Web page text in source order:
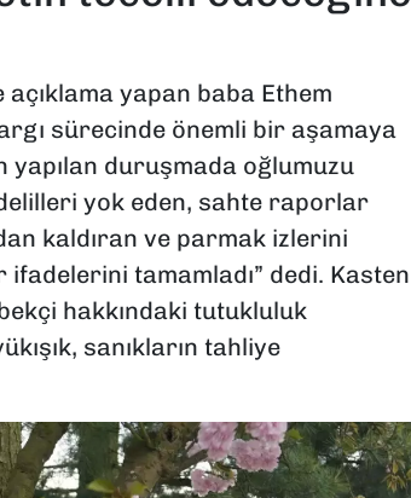
yapan baba Ethem
sürecinde önemli bir aşamaya
yapılan duruşmada oğlumuzu
yok eden, sahte raporlar
kaldıran ve parmak izlerini
tamamladı” dedi. Kasten
hakkındaki tutukluluk
sanıkların tahliye